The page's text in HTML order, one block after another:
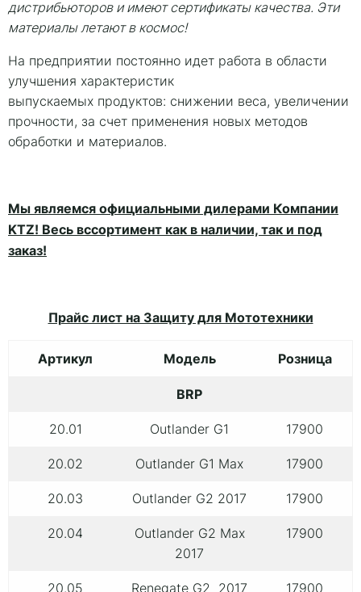
дистрибьюторов и имеют сертификаты качества. Эти
материалы летают в космос!
На предприятии постоянно идет работа в области
улучшения характеристик
выпускаемых продуктов: снижении веса, увеличении
прочности, за счет применения новых методов
обработки и материалов.
Мы являемся официальными дилерами Компании
KTZ! Весь вссортимент как в наличии, так и под
заказ!
Прайс лист на Защиту для Мототехники
Артикул Модель
Розница
BRP
20.01 Outlander G1 17900
20.02 Outlander G1 Max 17900
20.03 Outlander G2 2017 17900
20.04
Outlander G2 Max
2017
17900
20.05 Renegate G2 2017 17900